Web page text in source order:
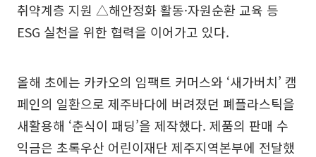
취약계층 지원 △해안정화 활동·자원순환 교육 등
ESG 실천을 위한 협력을 이어가고 있다.
올해 초에는 카카오의 임팩트 커머스와 ‘새가버치’ 캠
페인의 일환으로 제주바다에 버려졌던 폐플라스틱을
새활용해 ‘춘식이 패딩’을 제작했다. 제품의 판매 수
익금은 초록우산 어린이재단 제주지역본부에 전달했